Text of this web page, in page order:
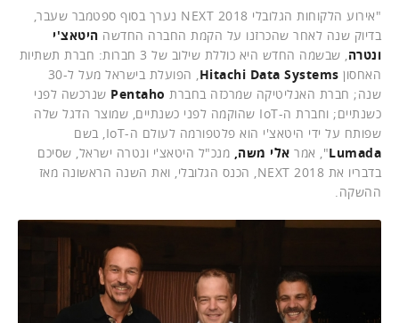
"אירוע הלקוחות הגלובלי NEXT 2018 נערך בסוף ספטמבר שעבר,
בדיוק שנה לאחר שהכרזנו על הקמת החברה החדשה היטאצ'י
ונטרה
, שבשמה החדש היא כוללת שילוב של 3 חברות: חברת תשתיות
האחסון Hitachi Data Systems
, הפועלת בישראל מעל ל-30
שנה; חברת האנליטיקה שמרכזה בחברת
שנרכשה לפני
כשנתיים; וחברת ה-IoT שהוקמה לפני כשנתיים, שמוצר הדגל שלה
שפותח על ידי היטאצ'י הוא פלטפורמה לעולם ה-IoT, בשם
Lumada", אמר אלי משה, מנכ"ל היטאצ'י ונטרה ישראל, שסיכם
בדבריו את NEXT 2018, הכנס הגלובלי, ואת השנה הראשונה מאז
ההשקה.